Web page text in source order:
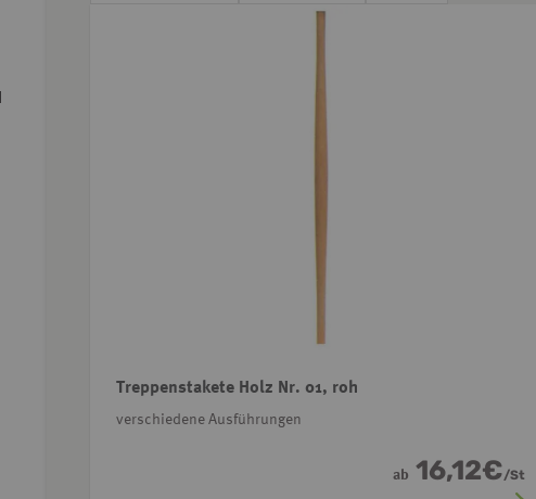
Treppenstakete Holz Nr. 01, roh
verschiedene Ausführungen
ab 16,12€/St